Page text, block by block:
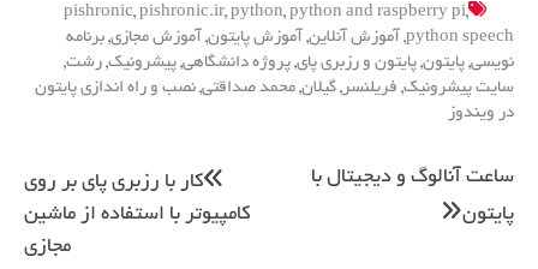
pishronic, pishronic.ir, python, python and raspberry pi,
python speech
, آموزش آنلاین, آموزش پایتون, آموزش مجازی, برنامه
نویسی, پایتون, پایتون و رزبری پای, پروژه دانشگاهی, پیشرونیک, رشت,
سایت پیشرونیک, فریلنسر , گیلان, محمد صداقتی, نصب و راه اندازی پایتون
در ویندوز
نوشته
کار با رزبری پای بر روی
کامپیوتر با استفاده از ماشین
مجازی
ساعت آنالوگ و دیجیتال با
پایتون